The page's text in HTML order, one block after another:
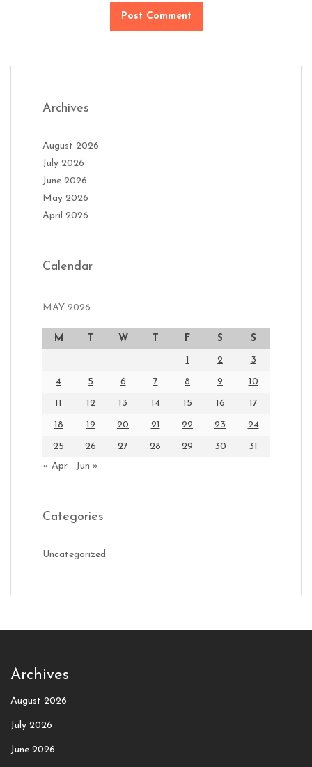
Archives
August 2026
July 2026
June 2026
May 2026
April 2026
Calendar
MAY 2026
M W F S S
1 2 3
4 5 6 7 8 9 10
11 12 13 14 15 16 17
18 19 20 21 22 23 24
25 26 27 28 29 30
31
« Apr
Jun »
Categories
Uncategorized
Archives
August 2026
July 2026
June 2026